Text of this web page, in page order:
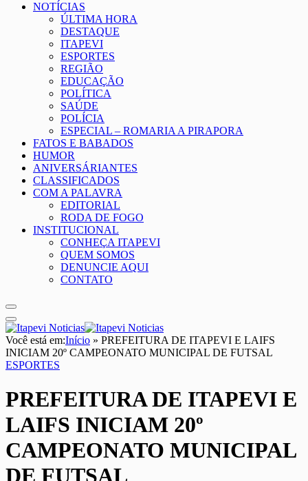
NOTÍCIAS
ÚLTIMA HORA
DESTAQUE
ITAPEVI
ESPORTES
REGIÃO
EDUCAÇÃO
POLÍTICA
SAÚDE
POLÍCIA
ESPECIAL – ROMARIA A PIRAPORA
FATOS E BABADOS
HUMOR
ANIVERSÁRIANTES
CLASSIFICADOS
COM A PALAVRA
EDITORIAL
RODA DE FOGO
INSTITUCIONAL
CONHEÇA ITAPEVI
QUEM SOMOS
DENUNCIE AQUI
CONTATO
Você está em:Início » PREFEITURA DE ITAPEVI E LAIFS
INICIAM 20º CAMPEONATO MUNICIPAL DE FUTSAL
ESPORTES
PREFEITURA DE ITAPEVI E
LAIFS INICIAM 20º
CAMPEONATO MUNICIPAL
DE FUTSAL